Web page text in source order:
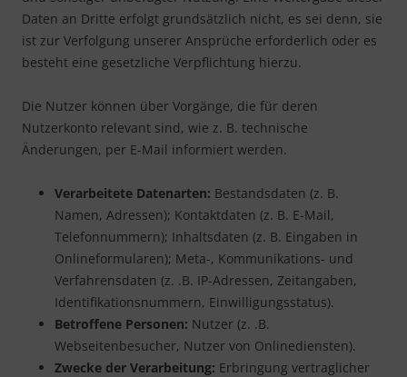
Daten an Dritte erfolgt grundsätzlich nicht, es sei denn, sie
ist zur Verfolgung unserer Ansprüche erforderlich oder es
besteht eine gesetzliche Verpflichtung hierzu.
Die Nutzer können über Vorgänge, die für deren
Nutzerkonto relevant sind, wie z. B. technische
Änderungen, per E-Mail informiert werden.
Verarbeitete Datenarten: Bestandsdaten (z. B.
Namen, Adressen); Kontaktdaten (z. B. E-Mail,
Telefonnummern); Inhaltsdaten (z. B. Eingaben in
Onlineformularen); Meta-, Kommunikations- und
Verfahrensdaten (z. .B. IP-Adressen, Zeitangaben,
Identifikationsnummern, Einwilligungsstatus).
Betroffene Personen: Nutzer (z. .B.
Webseitenbesucher, Nutzer von Onlinediensten).
Zwecke der Verarbeitung: Erbringung vertraglicher